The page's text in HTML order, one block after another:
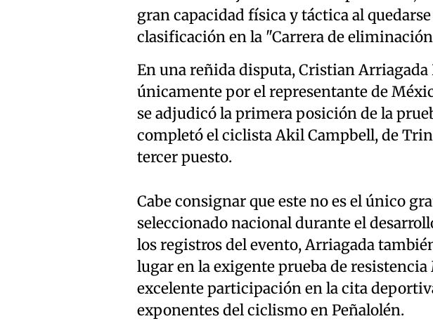
gran capacidad física y táctica al
clasificación en la "Carrera de
En una reñida disputa, Cristian Arriagada
únicamente por el representante de
se adjudicó la primera posición de la
completó el ciclista Akil Campbell, de
tercer puesto.
Cabe consignar que este no es el único
seleccionado nacional durante el
los registros del evento, Arriagada
lugar en la exigente prueba de
excelente participación en la cita
exponentes del ciclismo en Peñalolén.